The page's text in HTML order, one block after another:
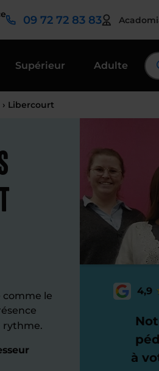
09 72 72 83 83
Supérieur Adulte
› Libercourt
comme le
rythme.
4,9
à